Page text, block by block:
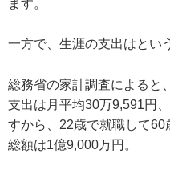
ます。
一方で、生涯の支出はとい
総務省の家計調査によると
支出は月平均30万9,591円
すから、22歳で就職して
総額は1億9,000万円。